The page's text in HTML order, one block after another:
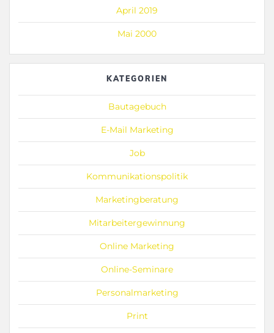
April 2019
Mai 2000
KATEGORIEN
Bautagebuch
E-Mail Marketing
Job
Kommunikationspolitik
Marketingberatung
Mitarbeitergewinnung
Online Marketing
Online-Seminare
Personalmarketing
Print